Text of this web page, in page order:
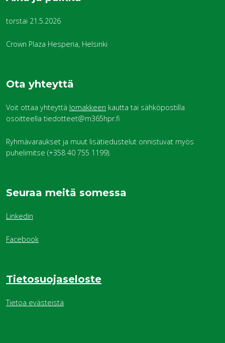
torstai 21.5.2026
Crown Plaza Hesperia, Helsinki
Ota yhteyttä
Voit ottaa yhteyttä lomakkeen kautta tai sähköpostilla
osoitteella tiedotteet@m365hpr.fi
Ryhmävaraukset ja muut lisätiedustelut onnistuvat myös
puhelimitse (+358 40 755 1199).
Seuraa meitä somessa
Linkedin
Facebook
Tietosuojaseloste
Tietoa evästeistä